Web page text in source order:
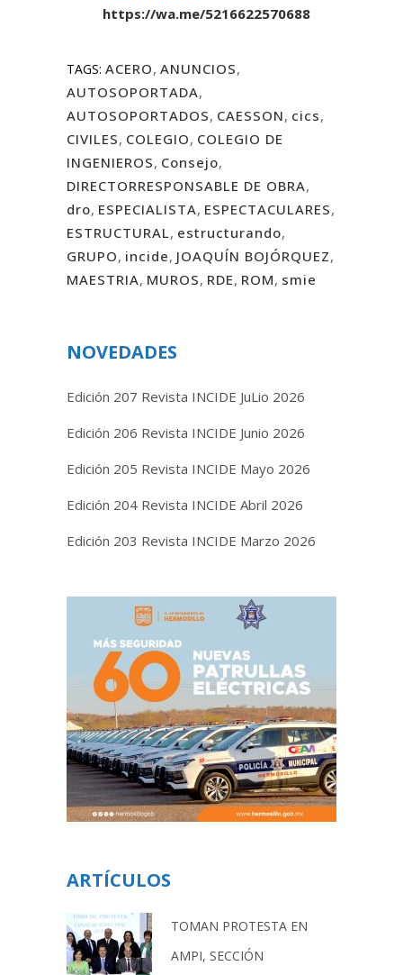
https://wa.me/5216622570688
TAGS: ACERO, ANUNCIOS,
AUTOSOPORTADA,
AUTOSOPORTADOS, CAESSON, cics,
CIVILES, COLEGIO, COLEGIO DE
INGENIEROS, Consejo,
DIRECTORRESPONSABLE DE OBRA,
dro, ESPECIALISTA, ESPECTACULARES,
ESTRUCTURAL, estructurando,
GRUPO, incide, JOAQUÍN BOJÓRQUEZ,
MAESTRIA, MUROS, RDE, ROM, smie
NOVEDADES
Edición 207 Revista INCIDE JuLio 2026
Edición 206 Revista INCIDE Junio 2026
Edición 205 Revista INCIDE Mayo 2026
Edición 204 Revista INCIDE Abril 2026
Edición 203 Revista INCIDE Marzo 2026
ARTÍCULOS
TOMAN PROTESTA EN
AMPI, SECCIÓN